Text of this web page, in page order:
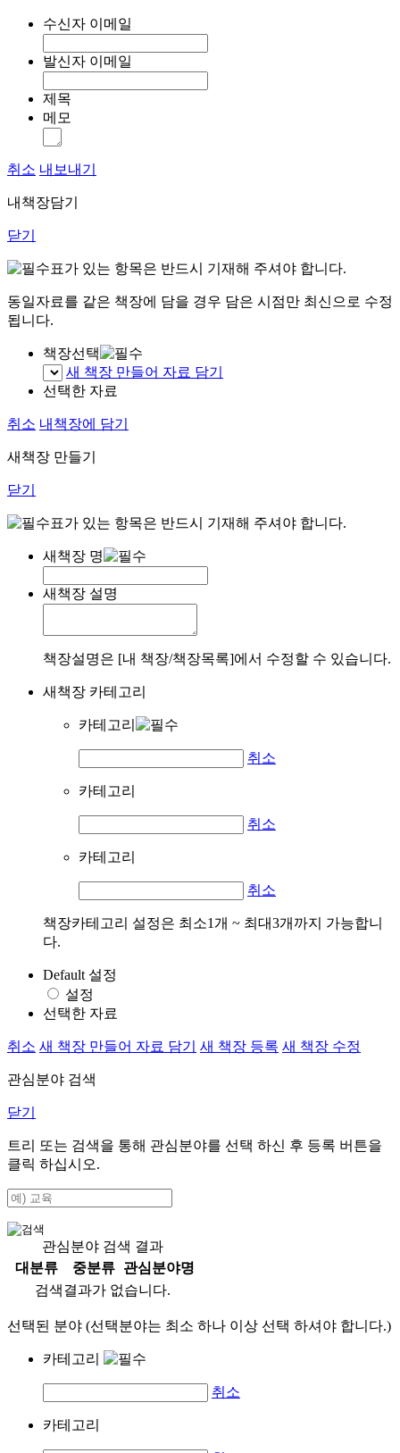
수신자 이메일
발신자 이메일
제목
메모
취소 내보내기
내책장담기
닫기
표가 있는 항목은 반드시 기재해 주셔야 합니다.
동일자료를 같은 책장에 담을 경우 담은 시점만 최신으로 수정
됩니다.
책장선택
새 책장 만들어 자료 담기
선택한 자료
취소 내책장에 담기
새책장 만들기
닫기
표가 있는 항목은 반드시 기재해 주셔야 합니다.
새책장 명
새책장 설명
책장설명은 [내 책장/책장목록]에서 수정할 수 있습니다.
새책장 카테고리
카테고리
취소
카테고리
취소
카테고리
취소
책장카테고리 설정은 최소1개 ~ 최대3개까지 가능합니
다.
Default 설정
설정
선택한 자료
취소 새 책장 만들어 자료 담기 새 책장 등록 새 책장 수정
관심분야 검색
닫기
트리 또는 검색을 통해 관심분야를 선택 하신 후 등록 버튼을
클릭 하십시오.
관심분야 검색 결과
대분류
중분류
관심분야명
검색결과가 없습니다.
선택된 분야 (선택분야는 최소 하나 이상 선택 하셔야 합니다.)
카테고리
취소
카테고리